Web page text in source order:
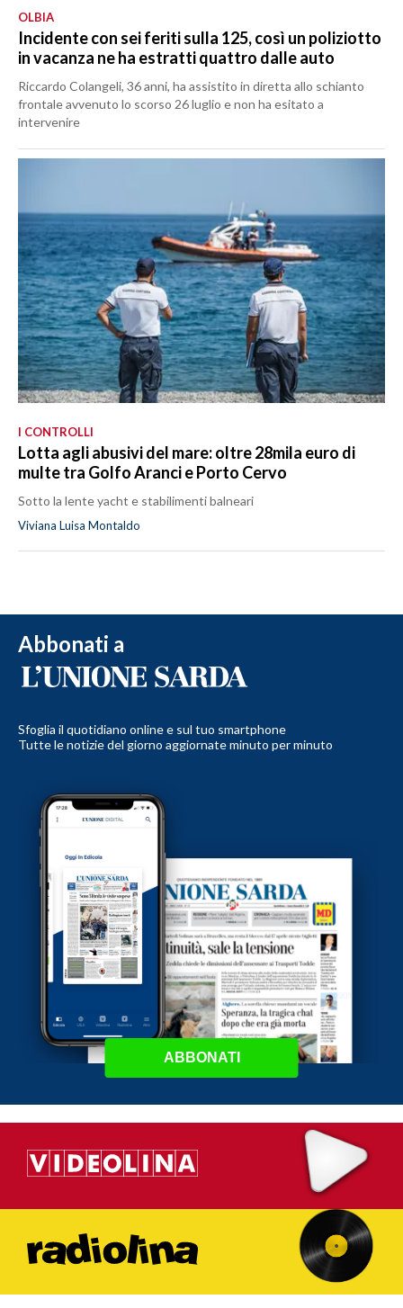
OLBIA
Incidente con sei feriti sulla 125, così un poliziotto
in vacanza ne ha estratti quattro dalle auto
Riccardo Colangeli, 36 anni, ha assistito in diretta allo schianto
frontale avvenuto lo scorso 26 luglio e non ha esitato a
intervenire
I CONTROLLI
Lotta agli abusivi del mare: oltre 28mila euro di
multe tra Golfo Aranci e Porto Cervo
Sotto la lente yacht e stabilimenti balneari
Viviana Luisa Montaldo
Abbonati a
Sfoglia il quotidiano online e sul tuo smartphone
Tutte le notizie del giorno aggiornate minuto per minuto
ABBONATI